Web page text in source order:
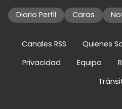
Diario Perfil Caras
Canales RSS Quienes
Privacidad
Equipo